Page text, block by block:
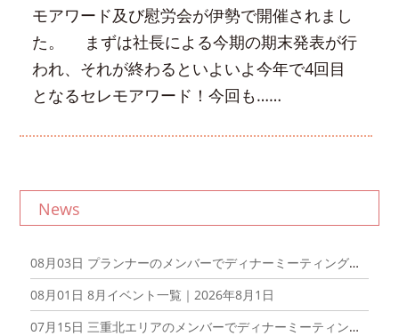
モアワード及び慰労会が伊勢で開催されまし
た。 まずは社長による今期の期末発表が行
われ、それが終わるといよいよ今年で4回目
となるセレモアワード！今回も……
News
08月03日 プランナーのメンバーでディナーミーティングを開催しました！｜2026年8月3日
08月01日 8月イベント一覧｜2026年8月1日
07月15日 三重北エリアのメンバーでディナーミーティングを開催しました！｜2026年7月15日